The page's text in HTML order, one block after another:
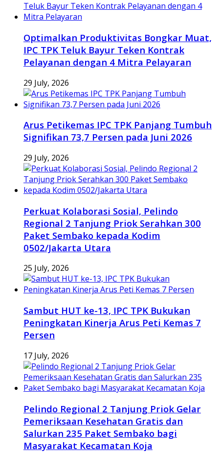
Optimalkan Produktivitas Bongkar Muat,
IPC TPK Teluk Bayur Teken Kontrak
Pelayanan dengan 4 Mitra Pelayaran
29 July, 2026
Arus Petikemas IPC TPK Panjang Tumbuh
Signifikan 73,7 Persen pada Juni 2026
29 July, 2026
Perkuat Kolaborasi Sosial, Pelindo
Regional 2 Tanjung Priok Serahkan 300
Paket Sembako kepada Kodim
0502/Jakarta Utara
25 July, 2026
Sambut HUT ke-13, IPC TPK Bukukan
Peningkatan Kinerja Arus Peti Kemas 7
Persen
17 July, 2026
Pelindo Regional 2 Tanjung Priok Gelar
Pemeriksaan Kesehatan Gratis dan
Salurkan 235 Paket Sembako bagi
Masyarakat Kecamatan Koja